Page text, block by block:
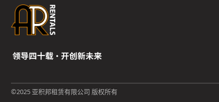
©2025 亚积邦租赁有限公司 版权所有